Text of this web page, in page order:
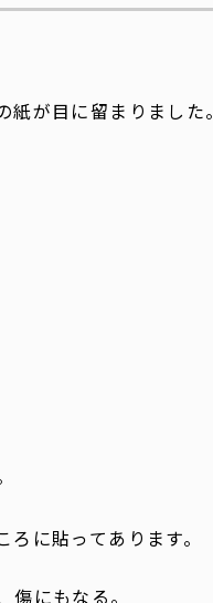
が目に留まりました。
に貼ってあります。
にもなる。